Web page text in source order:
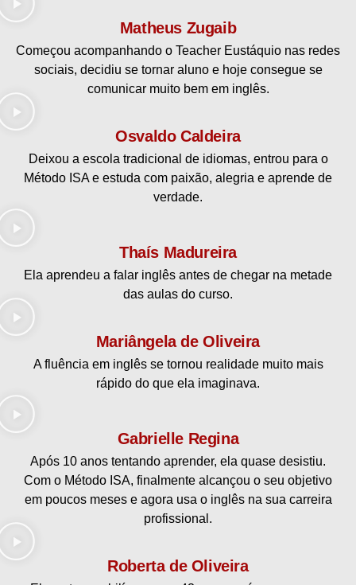
Matheus Zugaib
Começou acompanhando o Teacher Eustáquio nas redes
sociais, decidiu se tornar aluno e hoje consegue se
comunicar muito bem em inglês.
Osvaldo Caldeira
Deixou a escola tradicional de idiomas, entrou para o
Método ISA e estuda com paixão, alegria e aprende de
verdade.
Thaís Madureira
Ela aprendeu a falar inglês antes de chegar na metade
das aulas do curso.
Mariângela de Oliveira
A fluência em inglês se tornou realidade muito mais
rápido do que ela imaginava.
Gabrielle Regina
Após 10 anos tentando aprender, ela quase desistiu.
Com o Método ISA, finalmente alcançou o seu objetivo
em poucos meses e agora usa o inglês na sua carreira
profissional.
Roberta de Oliveira